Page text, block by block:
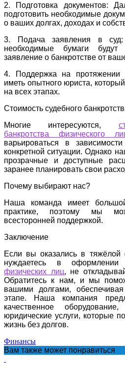
2. Подготовка документов:
подготовить необходимые
о ваших долгах, доходах и
3. Подача заявления в
необходимые бумаги
заявление о банкротстве от
4. Поддержка на протяжении
иметь опытного юриста,
на всех этапах.
Стоимость судебного
Многие интересуются,
банкротства физического
варьироваться в
конкретной ситуации. Однако
прозрачные и доступные
заранее планировать свои
Почему выбирают нас?
Наша команда имеет
практике, поэтому мы
всесторонней поддержкой.
Заключение
Если вы оказались в тяжёлой
нуждаетесь в оформлении
физических лиц, не
Обратитесь к нам, и мы
вашими долгами,
этапе. Наша компания
качественное
юридические услуги, которые
жизнь без долгов.
Финансы
Вам также может понравиться